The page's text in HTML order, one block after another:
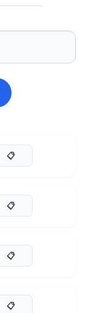
📋
📋
📋
📋